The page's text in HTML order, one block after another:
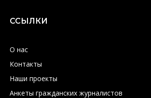
ССЫЛКИ
О нас
Контакты
Наши проекты
Анкеты гражданских журналистов